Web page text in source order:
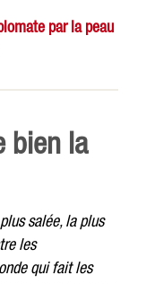
par la peau
bien la
salée, la plus
les
qui fait les